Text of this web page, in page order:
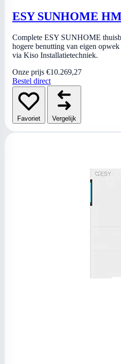
ESY SUNHOME
Complete ESY SUNHOME
hogere benutting van eigen
via Kiso Installatietechniek.
Onze prijs €10.269,27
Bestel direct
Favoriet Vergelijk